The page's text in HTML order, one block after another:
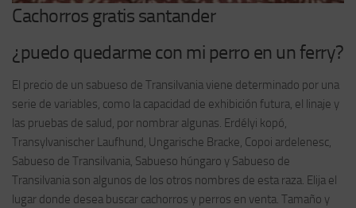
Cachorros gratis santander
¿puedo quedarme con mi perro en un ferry?
El precio de un sabueso de Transilvania viene determinado por una
serie de variables, como la capacidad de exhibición futura, el linaje y
las pruebas de salud, por nombrar algunas. Erdélyi kopó,
Transylvanischer Laufhund, Ungarische Bracke, Copoi ardelenesc,
Sabueso de Transilvania, Sabueso húngaro y Sabueso de
Transilvania son algunos de los otros nombres de esta raza. Elija el
lugar donde desea buscar cachorros y perros en venta. Tamaño y